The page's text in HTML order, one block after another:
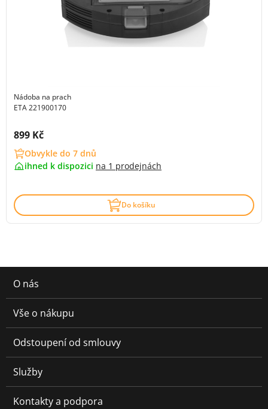
Nádoba na prach
ETA 221900170
Cena s DPH:
899 Kč
Obvykle do 7 dnů
ihned k dispozici na 1 prodejnách
Do košíku
O nás
Vše o nákupu
Odstoupení od smlouvy
Služby
Kontakty a podpora